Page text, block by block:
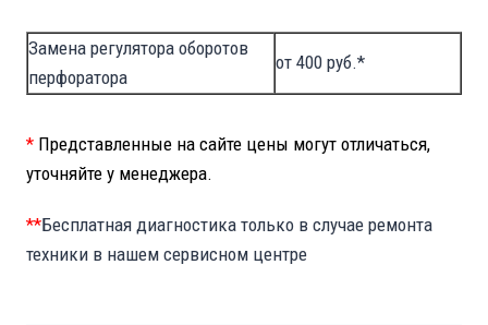
Замена регулятора оборотов
перфоратора
от 400 руб.*
* Представленные на сайте цены могут отличаться,
уточняйте у менеджера.
**Бесплатная диагностика только в случае ремонта
техники в нашем сервисном центре